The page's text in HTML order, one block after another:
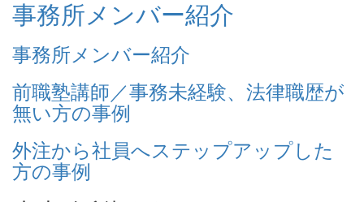
事務所メンバー紹介
事務所メンバー紹介
前職塾講師／事務未経験、法律職歴が
無い方の事例
外注から社員へステップアップした
方の事例